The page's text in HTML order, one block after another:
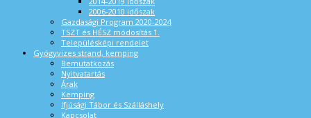
2006-2010 időszak
Gazdasági Program 2020-2024
TSZT és HÉSZ módosítás 1.
Településképi rendelet
Gyógyvizes strand, kemping
Bemutatkozás
Nyitvatartás
Árak
Kemping
Ifjúsági Tábor és Szálláshely
Kapcsolat